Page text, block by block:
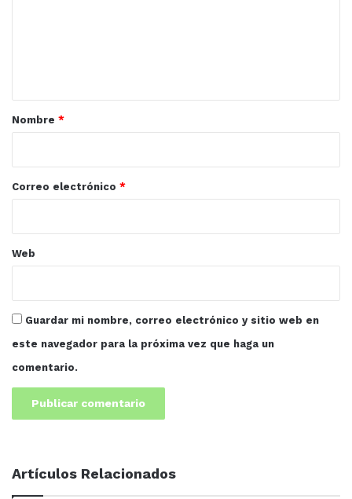
r
*
Nombre *
Correo electrónico *
Web
Guardar mi nombre, correo electrónico y sitio web en
este navegador para la próxima vez que haga un
comentario.
Artículos Relacionados